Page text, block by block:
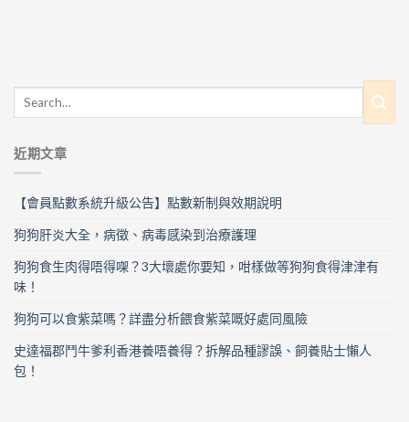
近期文章
【會員點數系統升級公告】點數新制與效期說明
狗狗肝炎大全，病徵、病毒感染到治療護理
狗狗食生肉得唔得㗎？3大壞處你要知，咁樣做等狗狗食得津津有
味！
狗狗可以食紫菜嗎？詳盡分析餵食紫菜嘅好處同風險
史達福郡鬥牛爹利香港養唔養得？拆解品種謬誤、飼養貼士懶人
包！